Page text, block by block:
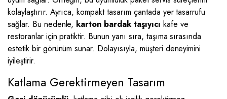
kolaylaştırır. Ayrıca, kompakt tasarım çantada yer tasarrufu
sağlar. Bu nedenle, karton bardak taşıyıcı kafe ve
restoranlar için pratiktir. Bunun yanı sıra, taşıma sırasında
estetik bir görünüm sunar. Dolayısıyla, müşteri deneyimini
iyileştirir.
Katlama Gerektirmeyen Tasarım